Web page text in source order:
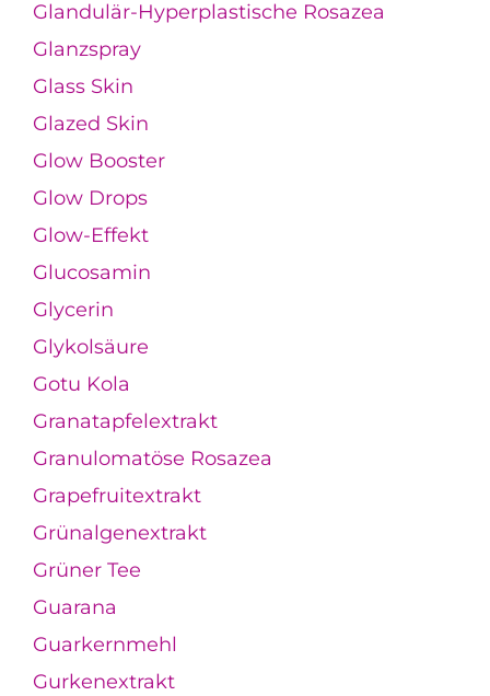
Glandulär-Hyperplastische Rosazea
Glanzspray
Glass Skin
Glazed Skin
Glow Booster
Glow Drops
Glow-Effekt
Glucosamin
Glycerin
Glykolsäure
Gotu Kola
Granatapfelextrakt
Granulomatöse Rosazea
Grapefruitextrakt
Grünalgenextrakt
Grüner Tee
Guarana
Guarkernmehl
Gurkenextrakt